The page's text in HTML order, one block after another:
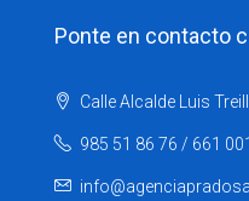
Ponte en contacto
Calle Alcalde Luis
985 51 86 76 / 661